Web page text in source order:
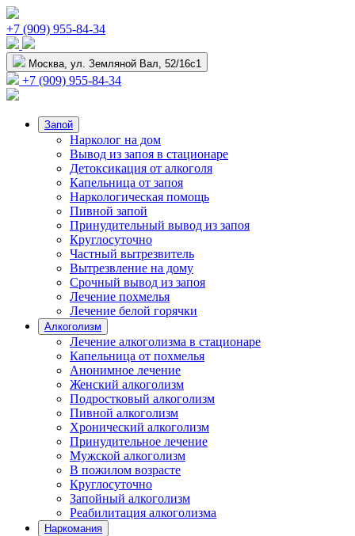
+7 (909) 955-84-34
Москва, ул. Земляной Вал, 52/16с1
+7 (909) 955-84-34
Запой
Нарколог на дом
Вывод из запоя в стационаре
Детоксикация от алкоголя
Капельница от запоя
Наркологическая помощь
Пивной запой
Принудительный вывод из запоя
Круглосуточно
Частный вытрезвитель
Вытрезвление на дому
Срочный вывод из запоя
Лечение похмелья
Лечение белой горячки
Алкоголизм
Лечение алкоголизма в стационаре
Капельница от похмелья
Анонимное лечение
Женский алкоголизм
Подростковый алкоголизм
Пивной алкоголизм
Хронический алкоголизм
Принудительное лечение
Мужской алкоголизм
В пожилом возрасте
Круглосуточно
Запойный алкоголизм
Реабилитация алкоголизма
Наркомания